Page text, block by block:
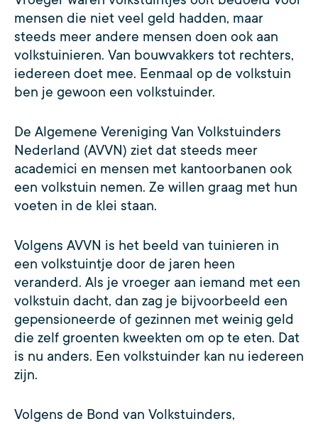
mensen die niet veel geld hadden, maar
steeds meer andere mensen doen ook aan
volkstuinieren. Van bouwvakkers tot rechters,
iedereen doet mee. Eenmaal op de volkstuin
ben je gewoon een volkstuinder.
De Algemene Vereniging Van Volkstuinders
Nederland (AVVN) ziet dat steeds meer
academici en mensen met kantoorbanen ook
een volkstuin nemen. Ze willen graag met hun
voeten in de klei staan.
Volgens AVVN is het beeld van tuinieren in
een volkstuintje door de jaren heen
veranderd. Als je vroeger aan iemand met een
volkstuin dacht, dan zag je bijvoorbeeld een
gepensioneerde of gezinnen met weinig geld
die zelf groenten kweekten om op te eten. Dat
is nu anders. Een volkstuinder kan nu iedereen
zijn.
Volgens de Bond van Volkstuinders,